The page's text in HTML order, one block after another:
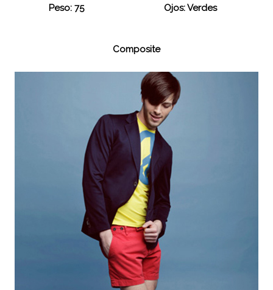
Peso: 75
Ojos: Verdes
Composite